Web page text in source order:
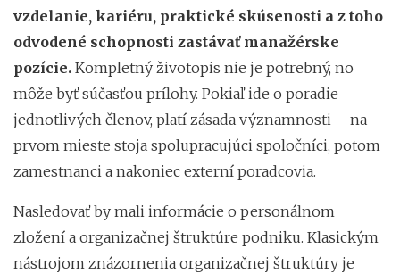
vzdelanie, kariéru, praktické skúsenosti a z toho
odvodené schopnosti zastávať manažérske
pozície. Kompletný životopis nie je potrebný, no
môže byť súčasťou prílohy. Pokiaľ ide o poradie
jednotlivých členov, platí zásada významnosti – na
prvom mieste stoja spolupracujúci spoločníci, potom
zamestnanci a nakoniec externí poradcovia.
Nasledovať by mali informácie o personálnom
zložení a organizačnej štruktúre podniku. Klasickým
nástrojom znázornenia organizačnej štruktúry je